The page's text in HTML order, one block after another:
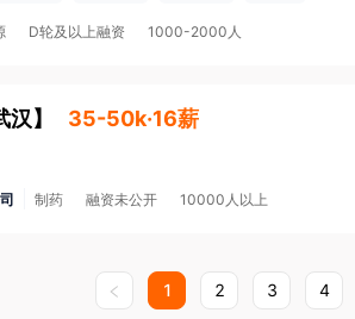
D轮及以上融资 1000-2000人
汉 】 35-50k·16薪
制药 融资未公开 10000人以上
1 2 3 4